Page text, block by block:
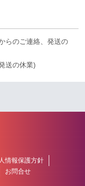
らのご連絡、発送の
送の休業)
情報保護方針
お問合せ